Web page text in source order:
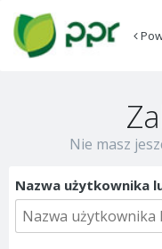
Nie masz
Nazwa użytkownika